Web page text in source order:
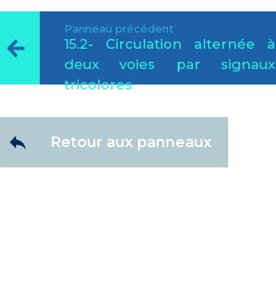
Panneau précédent
15.2- Circulation alternée à
deux voies par signaux
tricolores
Retour aux panneaux